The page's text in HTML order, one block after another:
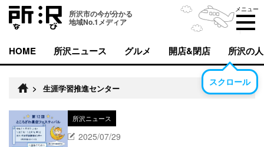
所沢市の今が分かる
地域No.1メディア
メニュー
HOME 所沢ニュース グルメ 開店&閉店 所沢の人
スクロール
> 生涯学習推進センター
所沢ニュース
2025/07/29